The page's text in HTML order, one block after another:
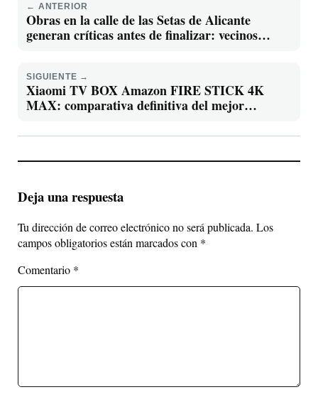
← ANTERIOR
Obras en la calle de las Setas de Alicante
generan críticas antes de finalizar: vecinos
SIGUIENTE →
Xiaomi TV BOX Amazon FIRE STICK 4K
MAX: comparativa definitiva del mejor
Deja una respuesta
Tu dirección de correo electrónico no será publicada. Los
campos obligatorios están marcados con *
Comentario *